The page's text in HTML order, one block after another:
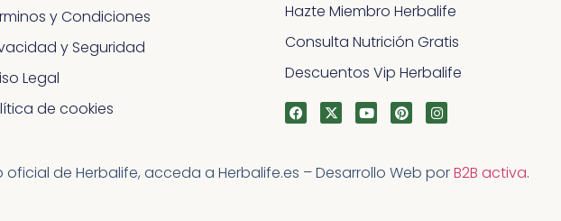
y Condiciones
y Seguridad
Legal
de cookies
Hazte Miembro Herbalife
Consulta Nutrición Gratis
Descuentos Vip Herbalife
de Herbalife, acceda a Herbalife.es – Desarrollo Web porB2B activa.